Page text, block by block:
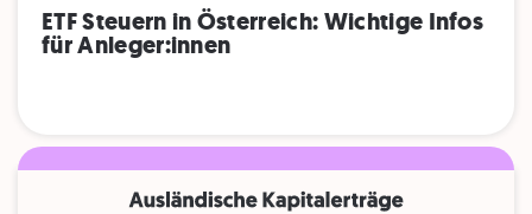
ETF Steuern in Österreich: Wichtige Infos
für Anleger:innen